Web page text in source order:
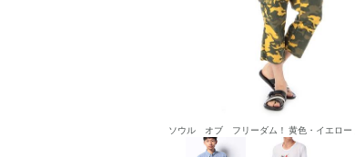
ソウル オブ フリーダム！ 黄色・イエロー